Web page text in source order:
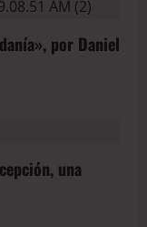
por Daniel
una